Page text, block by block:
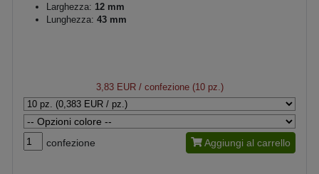
Larghezza: 12 mm
Lunghezza: 43 mm
3,83 EUR/ confezione (10 pz.)
confezione Aggiungi al carrello